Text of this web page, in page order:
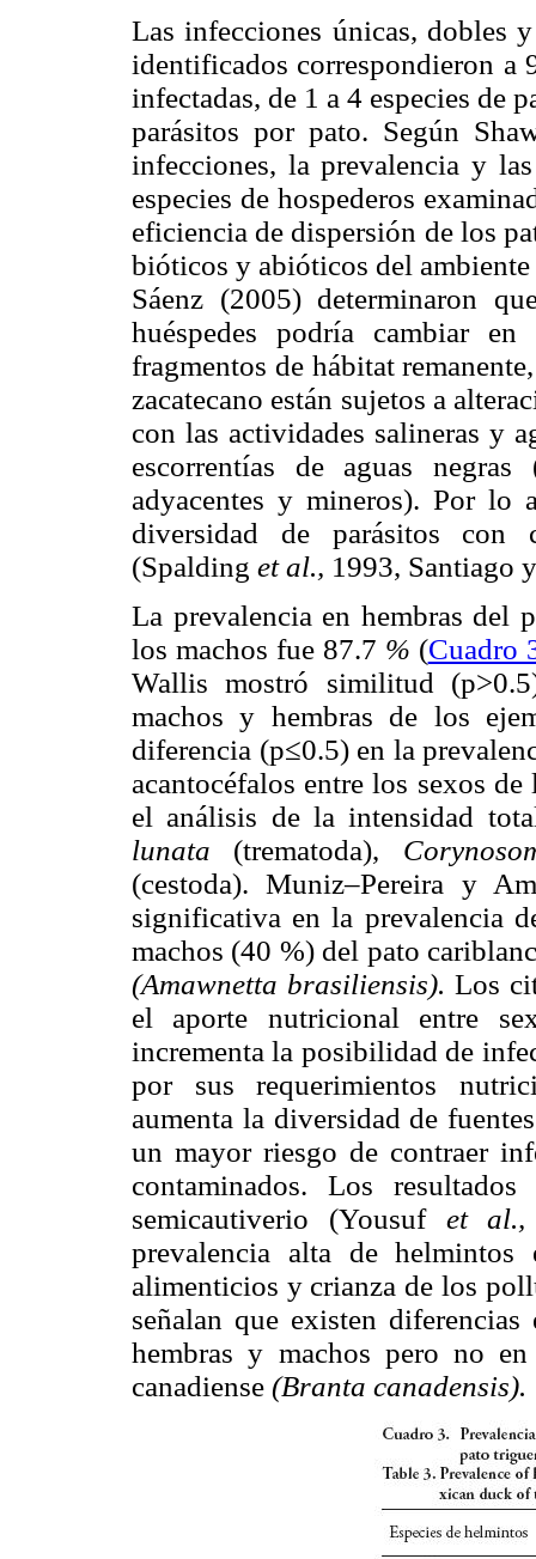
Las infecciones únicas, dobles
identificados correspondieron
infectadas, de 1 a 4 especies de
parásitos por pato. Según
infecciones, la prevalencia y
especies de hospederos
eficiencia de dispersión de los
bióticos y abióticos del
Sáenz (2005) determinaron
huéspedes podría cambiar
fragmentos de hábitat
zacatecano están sujetos a
con las actividades salineras y
escorrentías de aguas negras
adyacentes y mineros). Por lo
diversidad de parásitos con
(Spalding et al., 1993, Santiago
La prevalencia en hembras del
los machos fue 87.7 % (Cuadro
Wallis mostró similitud
machos y hembras de los
diferencia (p≤0.5) en la
acantocéfalos entre los sexos
el análisis de la intensidad
lunata (trematoda),
(cestoda). Muniz–Pereira y
significativa en la prevalencia
machos (40 %) del pato
(Amawnetta brasiliensis).Los
el aporte nutricional entre
incrementa la posibilidad de
por sus requerimientos
aumenta la diversidad de
un mayor riesgo de contraer
contaminados. Los
semicautiverio (Yousuf et
prevalencia alta de
alimenticios y crianza de los
señalan que existen
hembras y machos pero no
canadiense (Branta canadensis).